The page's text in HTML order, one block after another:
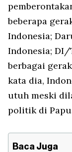
beberapa
Indonesia;
Indonesia; DI/
berbagai
kata dia,
utuh meski
politik di
Baca Juga